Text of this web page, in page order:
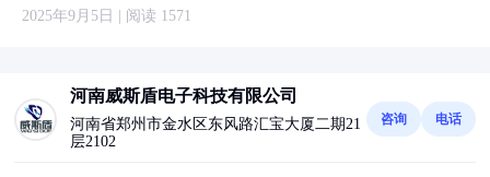
作票和操作票。工作票是允许在电气设备上
许可和交接流
2025年9月5日 | 阅读 1571
河南威斯盾电子科技有限公司
河南省郑州市金水区东风路汇宝大厦二期21
层2102
咨询 电话